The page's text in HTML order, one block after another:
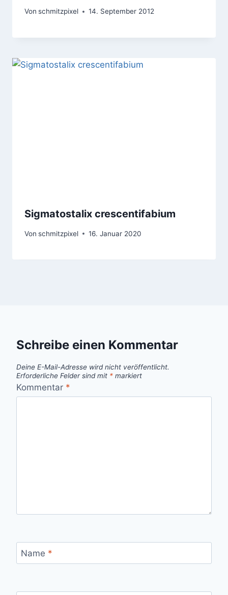
Von schmitzpixel 14. September 2012
Sigmatostalix crescentifabium
Von schmitzpixel 16. Januar 2020
Schreibe einen Kommentar
Deine E-Mail-Adresse wird nicht veröffentlicht.
Erforderliche Felder sind mit * markiert
Kommentar *
Name *